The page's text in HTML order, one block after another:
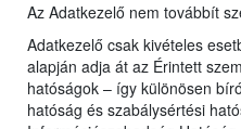
Az Adatkezelő nem továbbít
Adatkezelő csak kivételes
alapján adja át az Érintett
hatóságok – így különösen
hatóság és szabálysértési